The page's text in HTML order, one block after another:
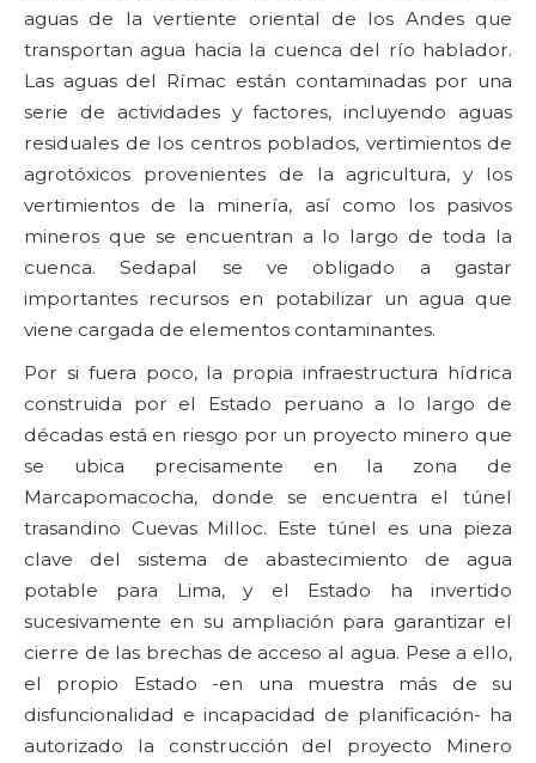
aguas de la vertiente oriental de los Andes que
transportan agua hacia la cuenca del río hablador.
Las aguas del Rímac están contaminadas por una
serie de actividades y factores, incluyendo aguas
residuales de los centros poblados, vertimientos de
agrotóxicos provenientes de la agricultura, y los
vertimientos de la minería, así como los pasivos
mineros que se encuentran a lo largo de toda la
cuenca. Sedapal se ve obligado a gastar
importantes recursos en potabilizar un agua que
viene cargada de elementos contaminantes.
Por si fuera poco, la propia infraestructura hídrica
construida por el Estado peruano a lo largo de
décadas está en riesgo por un proyecto minero que
se ubica precisamente en la zona de
Marcapomacocha, donde se encuentra el túnel
trasandino Cuevas Milloc. Este túnel es una pieza
clave del sistema de abastecimiento de agua
potable para Lima, y el Estado ha invertido
sucesivamente en su ampliación para garantizar el
cierre de las brechas de acceso al agua. Pese a ello,
el propio Estado -en una muestra más de su
disfuncionalidad e incapacidad de planificación- ha
autorizado la construcción del proyecto Minero